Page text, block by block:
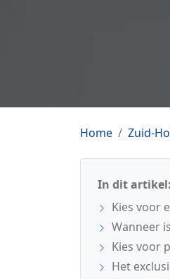
Home Zuid-
In dit artikel:
Kies voor
Wanneer
Kies voor
Het